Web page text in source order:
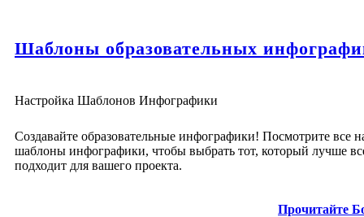
Шаблоны образовательных
Настройка Шаблонов Инфографики
Создавайте образовательные инфографики! Посмотрите все
шаблоны инфографики, чтобы выбрать тот, который лучше
подходит для вашего проекта.
Прочитайте